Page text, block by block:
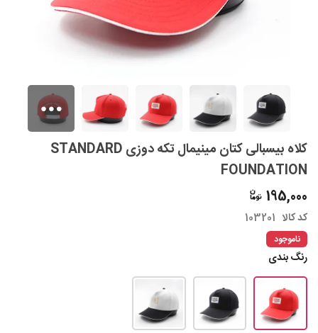
کلاه بیسبالی کتان مینیمال تکه دوزی STANDARD
FOUNDATION
195,000
کد کالا 103201
ناموجود
رنگ بندی